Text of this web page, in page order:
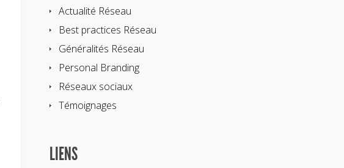
Actualité Réseau
Best practices Réseau
Généralités Réseau
Personal Branding
Réseaux sociaux
Témoignages
LIENS